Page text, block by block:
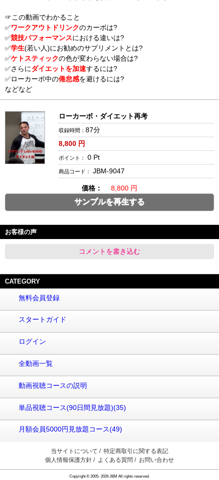
☞この動画でわかること
✅ワークアウトドリンクのカーボは?
✅競技パフォーマンスにおける違いは?
✅学生(若い人)にお勧めのサプリメントとは?
✅ケトスティックの色が変わらない場合は?
✅さらにダイエットを加速するには?
✅ローカーボ中の倦怠感を避けるには?
などなど
ローカーボ・ダイエット再考
収録時間： 87分
8,800 円
ポイント： 0 Pt
商品コード： JBM-9047
価格： 8,800 円
サンプルを再生する
お客様の声
コメントを書き込む
CATEGORY
無料会員登録
スタートガイド
ログイン
全動画一覧
動画視聴コースの説明
単品視聴コース(90日間見放題)(35)
月額会員5000円見放題コース(49)
当サイトについて / 特定商取引に関する表記
個人情報保護方針 / よくある質問 / お問い合わせ
Copyright © 2005- 2026 JBM All rights reserved.